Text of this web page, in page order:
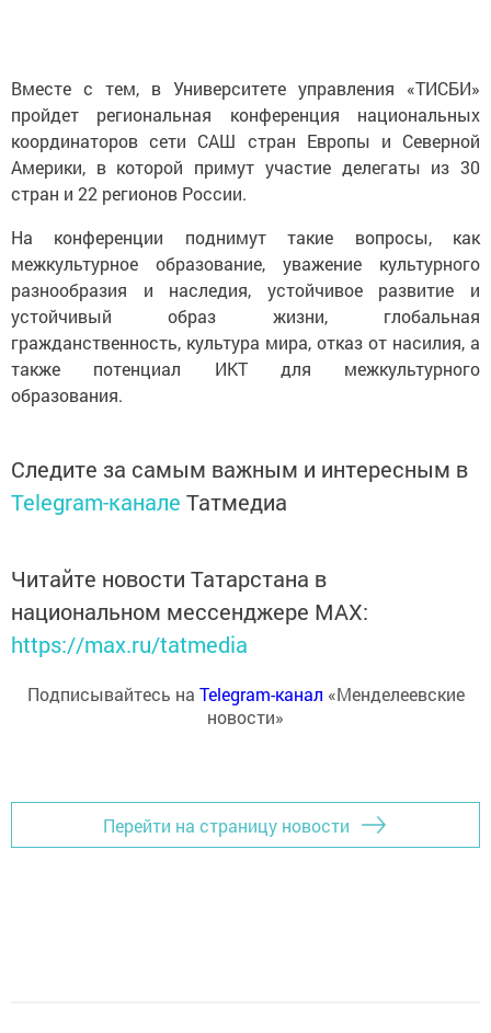
Вместе с тем, в Университете управления «ТИСБИ»
пройдет региональная конференция национальных
координаторов сети САШ стран Европы и Северной
Америки, в которой примут участие делегаты из 30
стран и 22 регионов России.
На конференции поднимут такие вопросы, как
межкультурное образование, уважение культурного
разнообразия и наследия, устойчивое развитие и
устойчивый образ жизни, глобальная
гражданственность, культура мира, отказ от насилия, а
также потенциал ИКТ для межкультурного
образования.
Следите за самым важным и интересным в
Telegram-канале Татмедиа
Читайте новости Татарстана в
национальном мессенджере MАХ:
https://max.ru/tatmedia
Подписывайтесь на Telegram-канал «Менделеевские
новости»
Перейти на страницу новости